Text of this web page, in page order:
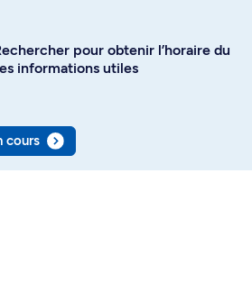
pour obtenir l’horaire du
informations utiles
cours